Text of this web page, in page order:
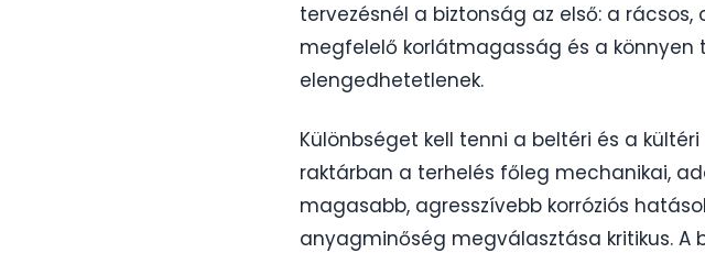
tervezésnél a biztonság az első: a
megfelelő korlátmagasság és a
elengedhetetlenek.
Különbséget kell tenni a beltéri és a
raktárban a terhelés főleg mechanikai,
magasabb, agresszívebb korróziós
anyagminőség megválasztása kritikus.